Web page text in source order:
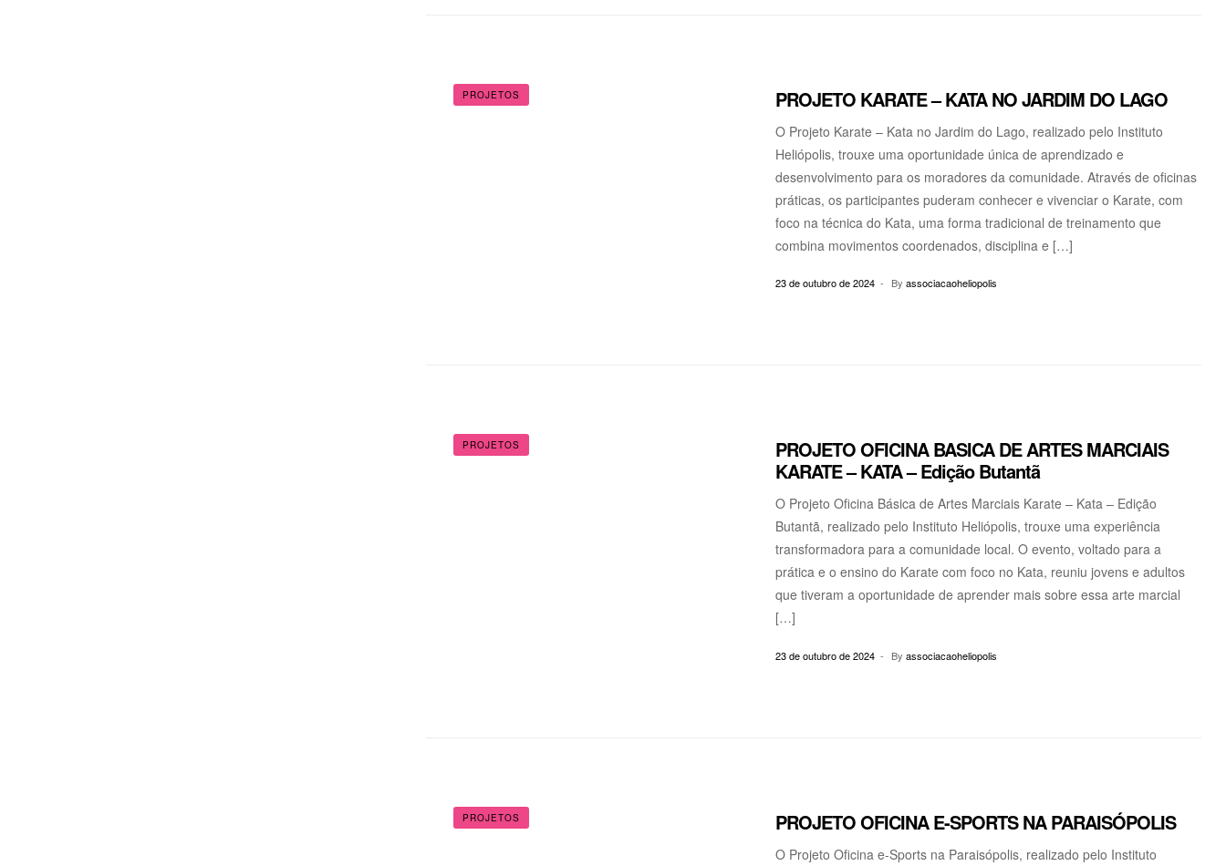
PROJETOS PROJETO KARATE – KATA NO JARDIM DO LAGO
O Projeto Karate – Kata no Jardim do Lago, realizado pelo Instituto
Heliópolis, trouxe uma oportunidade única de aprendizado e
desenvolvimento para os moradores da comunidade. Através de oficinas
práticas, os participantes puderam conhecer e vivenciar o Karate, com
foco na técnica do Kata, uma forma tradicional de treinamento que
combina movimentos coordenados, disciplina e […]
23 de outubro de 2024 By associacaoheliopolis
PROJETOS
PROJETO OFICINA BASICA DE ARTES MARCIAIS
KARATE – KATA – Edição Butantã
O Projeto Oficina Básica de Artes Marciais Karate – Kata – Edição
Butantã, realizado pelo Instituto Heliópolis, trouxe uma experiência
transformadora para a comunidade local. O evento, voltado para a
prática e o ensino do Karate com foco no Kata, reuniu jovens e adultos
que tiveram a oportunidade de aprender mais sobre essa arte marcial
[…]
23 de outubro de 2024 By associacaoheliopolis
PROJETOS PROJETO OFICINA E-SPORTS NA PARAISÓPOLIS
O Projeto Oficina e-Sports na Paraisópolis, realizado pelo Instituto